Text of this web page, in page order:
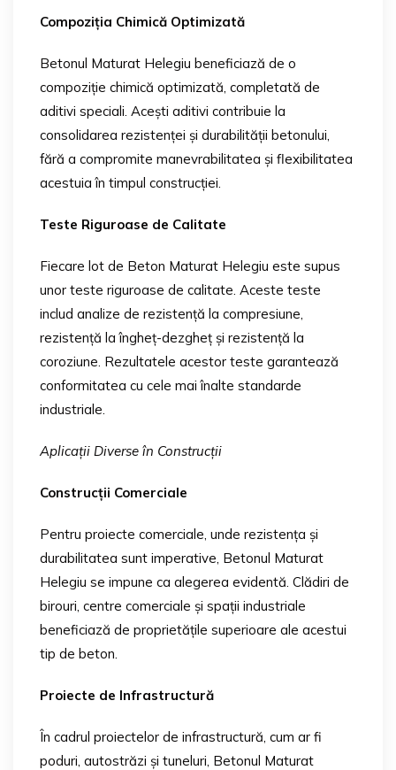
Compoziția Chimică Optimizată
Betonul Maturat Helegiu beneficiază de o
compoziție chimică optimizată, completată de
aditivi speciali. Acești aditivi contribuie la
consolidarea rezistenței și durabilității betonului,
fără a compromite manevrabilitatea și flexibilitatea
acestuia în timpul construcției.
Teste Riguroase de Calitate
Fiecare lot de Beton Maturat Helegiu este supus
unor teste riguroase de calitate. Aceste teste
includ analize de rezistență la compresiune,
rezistență la îngheț-dezgheț și rezistență la
coroziune. Rezultatele acestor teste garantează
conformitatea cu cele mai înalte standarde
industriale.
Aplicații Diverse în Construcții
Construcții Comerciale
Pentru proiecte comerciale, unde rezistența și
durabilitatea sunt imperative, Betonul Maturat
Helegiu se impune ca alegerea evidentă. Clădiri de
birouri, centre comerciale și spații industriale
beneficiază de proprietățile superioare ale acestui
tip de beton.
Proiecte de Infrastructură
În cadrul proiectelor de infrastructură, cum ar fi
poduri, autostrăzi și tuneluri, Betonul Maturat